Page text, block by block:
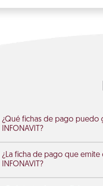
¿Qué fichas de pago puedo
INFONAVIT?
¿La ficha de pago que
INFONAVIT?